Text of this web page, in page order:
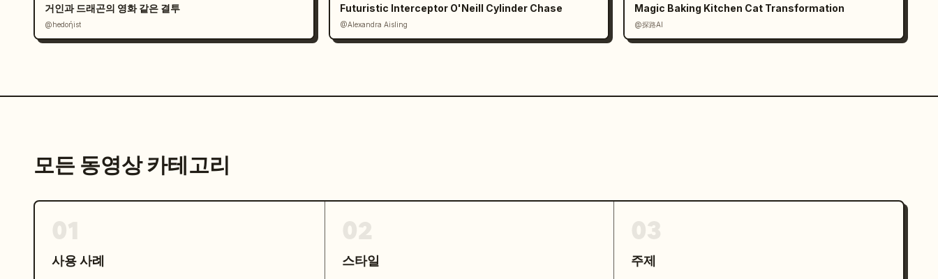
거인과 드래곤의 영화 같은 결투
@hedoήist
Futuristic Interceptor O'Neill Cylinder Chase
@Alexandra Aisling
Magic Baking Kitchen Cat Transformation
@探路AI
모든 동영상 카테고리
사용 사례 스타일 주제